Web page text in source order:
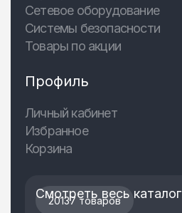
Сетевое оборудование
Системы безопасности
Товары по акции
Профиль
Личный кабинет
Избранное
Корзина
20137 товаров
Смотреть весь каталог